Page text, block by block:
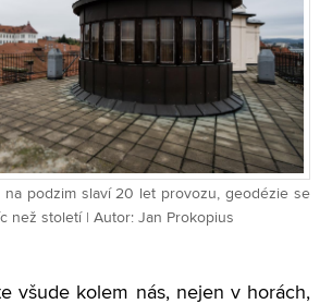
na podzim slaví 20 let provozu, geodézie se
než století | Autor: Jan Prokopius
všude kolem nás, nejen v horách,